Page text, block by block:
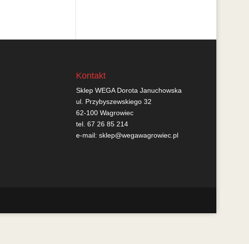
Kontakt
Sklep WEGA Dorota Januchowska
ul. Przybyszewskiego 32
62-100 Wagrowiec
tel. 67 26 85 214
e-mail:sklep@wegawagrowiec.pl